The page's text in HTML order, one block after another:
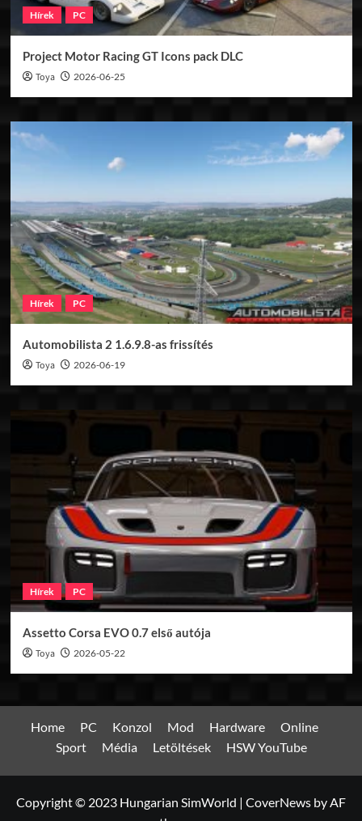
Hírek PC
Project Motor Racing GT Icons pack DLC
Toya 2026-06-25
Hírek PC
Automobilista 2 1.6.9.8-as frissítés
Toya 2026-06-19
Hírek PC
Assetto Corsa EVO 0.7 első autója
Toya 2026-05-22
Home PC Konzol Mod Hardware
Online
Sport
Média Letöltések HSW YouTube
Copyright © 2023 Hungarian SimWorld | CoverNews by AF